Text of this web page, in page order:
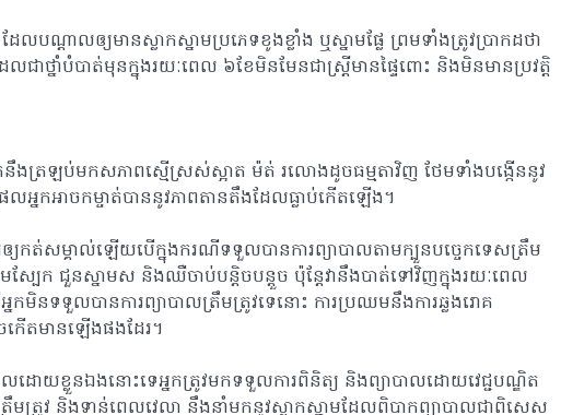
បណ្តាលឲ្យមានស្លាកស្នាមប្រភេទខូងខ្លាំង ឬស្នាមផ្លែ ព្រមទាំងត្រូវប្រាកដថា
ជាថ្នាំបំបាត់មុនក្នុងរយៈពេល ៦ខែមិនមែនជាស្រ្តីមានផ្ទៃពោះ និងមិនមានប្រវត្តិ
ងត្រឡប់មកសភាពស្មើស្រស់ស្អាត ម៉ត់ រលោងដូចធម្មតាវិញ ថែមទាំងបង្កើននូវ
អ្នកអាចកម្ចាត់បាននូវភាពតានតឹងដែលធ្លាប់កើតឡើង។
រឲ្យកត់សម្គាល់ឡើយបើក្នុងករណីទទួលបានការព្យាបាលតាមក្បួនបច្ចេកទេសត្រឹម
ស្បែក ជួនស្នាមស និងឈឺចាប់បន្តិចបន្តួច ប៉ុន្តែវានឹងបាត់ទៅវិញក្នុងរយៈពេល
ទទួលបានការព្យាបាលត្រឹមត្រូវទេនោះ ការប្រឈមនឹងការឆ្លងរោគ
កើតមានឡើងផងដែរ។
ដោយខ្លួនឯងនោះទេអ្នកត្រូវមកទទួលការពិនិត្យ និងព្យាបាលដោយវេជ្ជបណ្ឌិត
មត្រូវ និងទាន់ពេលវេលា នឹងនាំមកនូវស្លាកស្នាមដែលពិបាកព្យាបាលជាពិសេស